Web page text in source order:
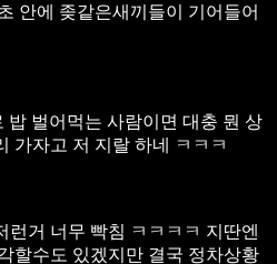
안에 좆같은새끼들이 기어들어
밥 벌어먹는 사람이면 대충 뭔 상
가자고 저 지랄 하네 ㅋㅋㅋ
런거 너무 빡침 ㅋㅋㅋㅋ 지딴엔
할수도 있겠지만 결국 정차상황